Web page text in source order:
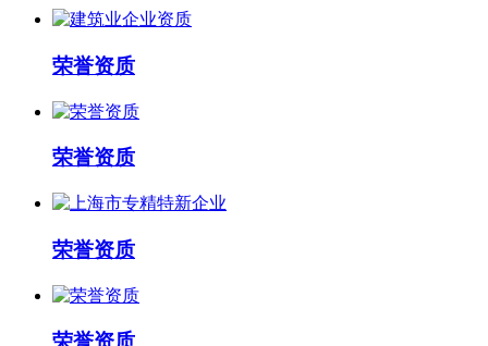
荣誉资质
荣誉资质
荣誉资质
荣誉资质